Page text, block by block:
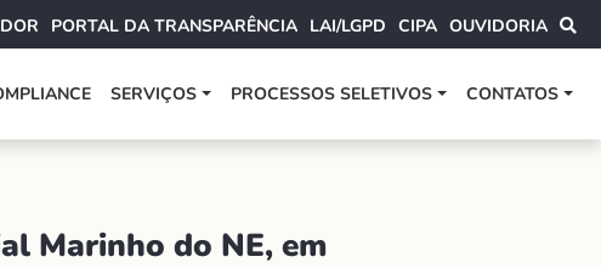
PORTAL DA TRANSPARÊNCIA LAI/LGPD CIPA OUVIDORIA
SERVIÇOS PROCESSOS SELETIVOS CONTATOS
Marinho do NE, em